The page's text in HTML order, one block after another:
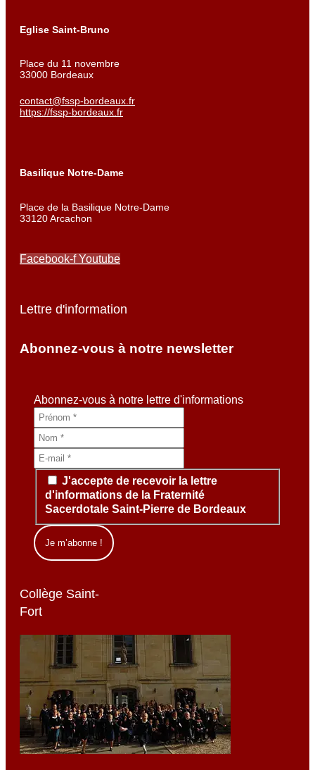
Eglise Saint-Bruno
Place du 11 novembre
33000 Bordeaux
contact@fssp-bordeaux.fr
https://fssp-bordeaux.fr
Basilique Notre-Dame
Place de la Basilique Notre-Dame
33120 Arcachon
Facebook-f Youtube
Lettre d'information
Abonnez-vous à notre newsletter
Abonnez-vous à notre lettre d'informations
J'accepte de recevoir la lettre
d'informations de la Fraternité
Sacerdotale Saint-Pierre de Bordeaux
Collège Saint-
Fort